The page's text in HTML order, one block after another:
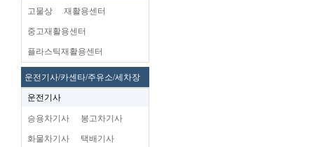
고물상 재활용센터
중고재활용센터
플라스틱재활용센터
운전기사/카센타/주유소/세차장
운전기사
승용차기사 봉고차기사
화물차기사 택배기사